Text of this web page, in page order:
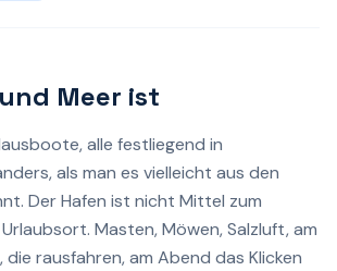
Meer ist
alle festliegend in
als man es vielleicht aus den
Der Hafen ist nicht Mittel zum
Masten, Möwen, Salzluft, am
rausfahren, am Abend das Klicken